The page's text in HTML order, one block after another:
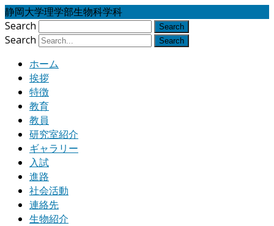
静岡大学理学部生物科学科
Search
Search
ホーム
挨拶
特徴
教育
教員
研究室紹介
ギャラリー
入試
進路
社会活動
連絡先
生物紹介